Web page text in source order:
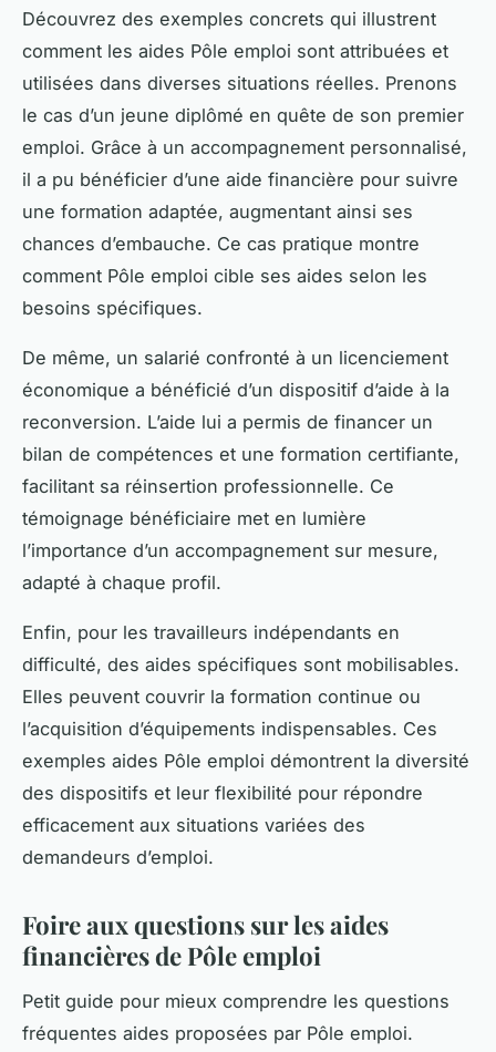
Découvrez des exemples concrets qui illustrent
comment les aides Pôle emploi sont attribuées et
utilisées dans diverses situations réelles. Prenons
le cas d’un jeune diplômé en quête de son premier
emploi. Grâce à un accompagnement personnalisé,
il a pu bénéficier d’une aide financière pour suivre
une formation adaptée, augmentant ainsi ses
chances d’embauche. Ce cas pratique montre
comment Pôle emploi cible ses aides selon les
besoins spécifiques.
De même, un salarié confronté à un licenciement
économique a bénéficié d’un dispositif d’aide à la
reconversion. L’aide lui a permis de financer un
bilan de compétences et une formation certifiante,
facilitant sa réinsertion professionnelle. Ce
témoignage bénéficiaire met en lumière
l’importance d’un accompagnement sur mesure,
adapté à chaque profil.
Enfin, pour les travailleurs indépendants en
difficulté, des aides spécifiques sont mobilisables.
Elles peuvent couvrir la formation continue ou
l’acquisition d’équipements indispensables. Ces
exemples aides Pôle emploi démontrent la diversité
des dispositifs et leur flexibilité pour répondre
efficacement aux situations variées des
demandeurs d’emploi.
Foire aux questions sur les aides
financières de Pôle emploi
Petit guide pour mieux comprendre les questions
fréquentes aides proposées par Pôle emploi.